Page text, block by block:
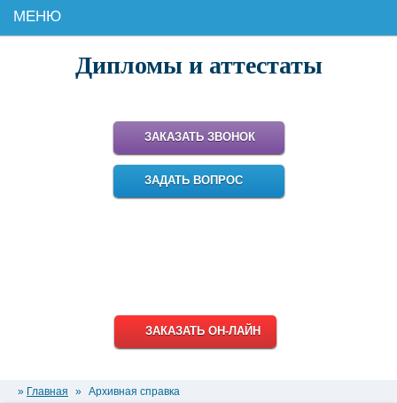
МЕНЮ
Дипломы и аттестаты
ЗАКАЗАТЬ ЗВОНОК
ЗАДАТЬ ВОПРОС
ЗАКАЗАТЬ ОН-ЛАЙН
» Главная » Архивная справка